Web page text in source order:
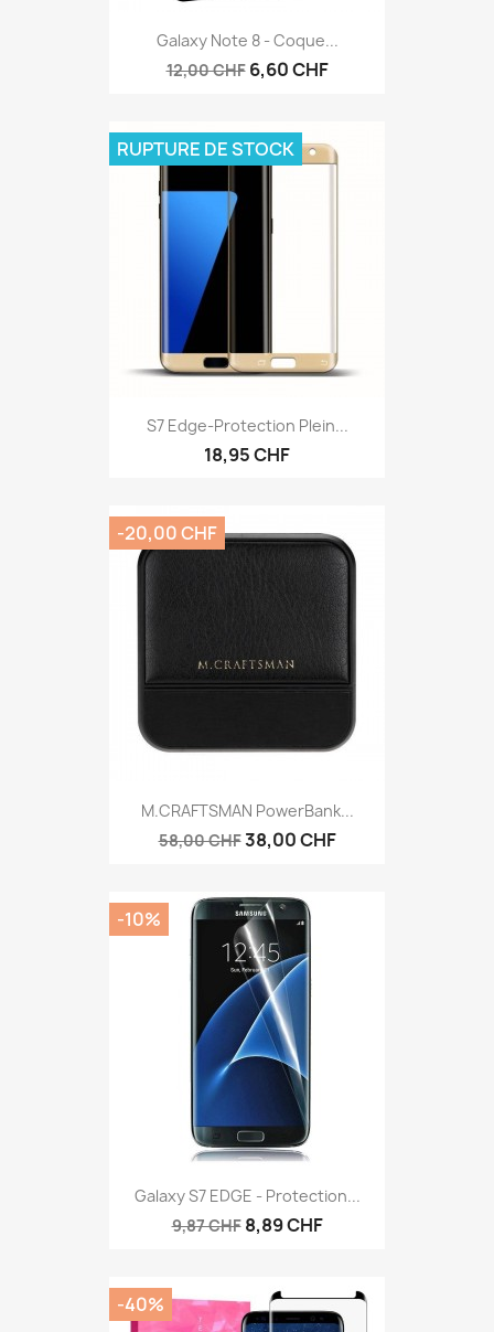
Galaxy Note 8 - Coque...
12,00 CHF 6,60 CHF
S7 Edge-Protection Plein...
18,95 CHF
RUPTURE DE STOCK
M.CRAFTSMAN PowerBank...
58,00 CHF38,00 CHF
-20,00 CHF
Galaxy S7 EDGE - Protection...
9,87 CHF 8,89 CHF
-10%
-40%